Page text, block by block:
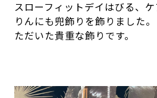
スローフィットデイはびる、
りんにも兜飾りを飾りました
ただいた貴重な飾りです。